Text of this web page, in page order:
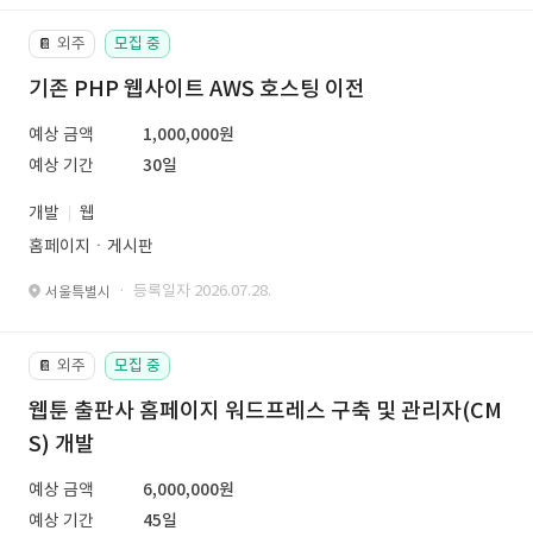
📔 외주 모집 중
기존 PHP 웹사이트 AWS 호스팅 이전
예상 금액
1,000,000원
예상 기간
30일
개발
웹
홈페이지ㆍ게시판
서울특별시 · 등록일자 2026.07.28.
📔 외주 모집 중
웹툰 출판사 홈페이지 워드프레스 구축 및 관리자(CM
S) 개발
예상 금액
6,000,000원
예상 기간
45일